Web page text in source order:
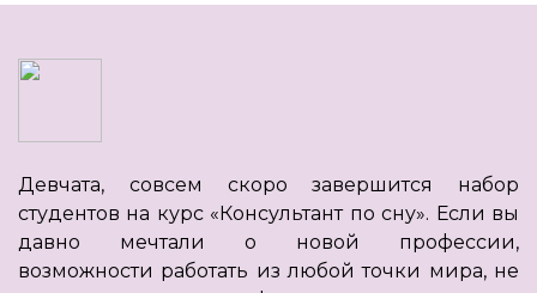
Девчата, совсем скоро завершится набор
студентов на курс «Консультант по сну». Если вы
давно мечтали о новой профессии,
возможности работать из любой точки мира, не